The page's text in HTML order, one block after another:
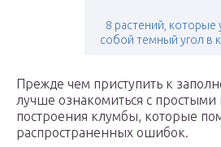
8 растений, которые
собой темный угол в
Прежде чем приступить к
лучше ознакомиться с
построения клумбы, которые
распространенных ошибок.